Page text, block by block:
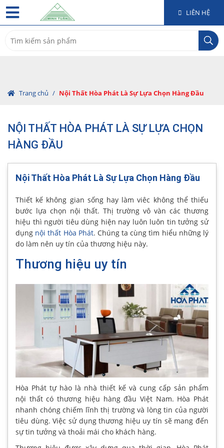
LIÊN HỆ
for:
Trang chủ / Nội Thất Hòa Phát Là Sự Lựa Chọn Hàng Đầu
NỘI THẤT HÒA PHÁT LÀ SỰ LỰA CHỌN
HÀNG ĐẦU
Nội Thất Hòa Phát Là Sự Lựa Chọn Hàng Đầu
Thiết kế không gian sống hay làm viêc không thể thiếu
bước lựa chọn nội thất. Thị trường vô vàn các thương
hiệu thì người tiêu dùng hiện nay luôn luôn tin tưởng sử
dụng nội thất Hòa Phát. Chúng ta cùng tìm hiểu những lý
do làm nên uy tín của thương hiệu này.
Thương hiệu uy tín
Hòa Phát tự hào là nhà thiết kế và cung cấp sản phẩm
nội thất có thương hiệu hàng đầu Việt Nam. Hòa Phát
nhanh chóng chiếm lĩnh thị trường và lòng tin của người
tiêu dùng. Việc sử dụng thương hiệu uy tín sẽ mang đến
sự tin tưởng và thoải mái cho khách hàng.